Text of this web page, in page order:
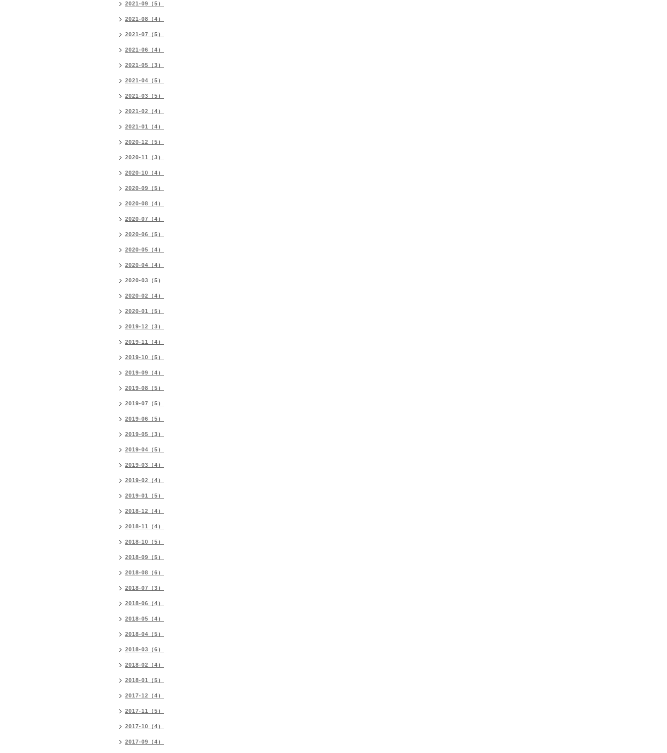
2021-09（5）
2021-08（4）
2021-07（5）
2021-06（4）
2021-05（3）
2021-04（5）
2021-03（5）
2021-02（4）
2021-01（4）
2020-12（5）
2020-11（3）
2020-10（4）
2020-09（5）
2020-08（4）
2020-07（4）
2020-06（5）
2020-05（4）
2020-04（4）
2020-03（5）
2020-02（4）
2020-01（5）
2019-12（3）
2019-11（4）
2019-10（5）
2019-09（4）
2019-08（5）
2019-07（5）
2019-06（5）
2019-05（3）
2019-04（5）
2019-03（4）
2019-02（4）
2019-01（5）
2018-12（4）
2018-11（4）
2018-10（5）
2018-09（5）
2018-08（6）
2018-07（3）
2018-06（4）
2018-05（4）
2018-04（5）
2018-03（6）
2018-02（4）
2018-01（5）
2017-12（4）
2017-11（5）
2017-10（4）
2017-09（4）